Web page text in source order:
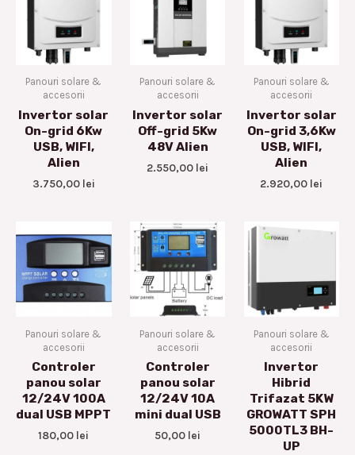
Panouri solare &
accesorii
Invertor solar
On-grid 6Kw
USB, WIFI,
Alien
3.750,00 lei
Panouri solare &
accesorii
Invertor solar
Off-grid 5Kw
48V Alien
2.550,00 lei
Panouri solare &
accesorii
Invertor solar
On-grid 3,6Kw
USB, WIFI,
Alien
2.920,00 lei
Panouri solare &
accesorii
Controler
panou solar
12/24V 100A
dual USB MPPT
180,00 lei
Panouri solare &
accesorii
Controler
panou solar
12/24V 10A
mini dual USB
50,00 lei
Panouri solare &
accesorii
Invertor
Hibrid
Trifazat 5KW
GROWATT SPH
5000TL3 BH-
UP